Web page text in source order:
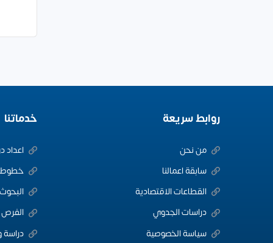
روابط سريعة
من نحن
سابقة اعمالنا
القطاعات الاقتصادية
دراسات الجدوي
سياسة الخصوصية
خدماتنا
اعداد
خطوط
الفرص
دراسة